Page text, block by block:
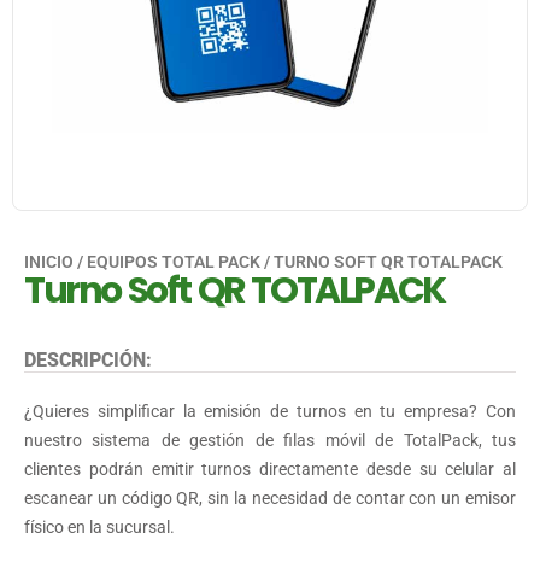
INICIO / EQUIPOS TOTAL PACK/ TURNO SOFT QR TOTALPACK
Turno Soft QR TOTALPACK
DESCRIPCIÓN:
¿Quieres simplificar la emisión de turnos en tu empresa? Con
nuestro sistema de gestión de filas móvil de TotalPack, tus
clientes podrán emitir turnos directamente desde su celular al
escanear un código QR, sin la necesidad de contar con un emisor
físico en la sucursal.